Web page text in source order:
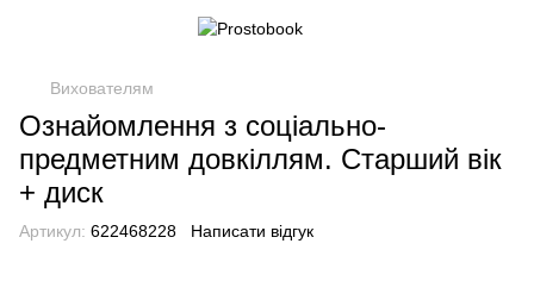
Вихователям
Ознайомлення з соціально-
предметним довкіллям. Старший вік
+ диск
Артикул: 622468228 Написати відгук